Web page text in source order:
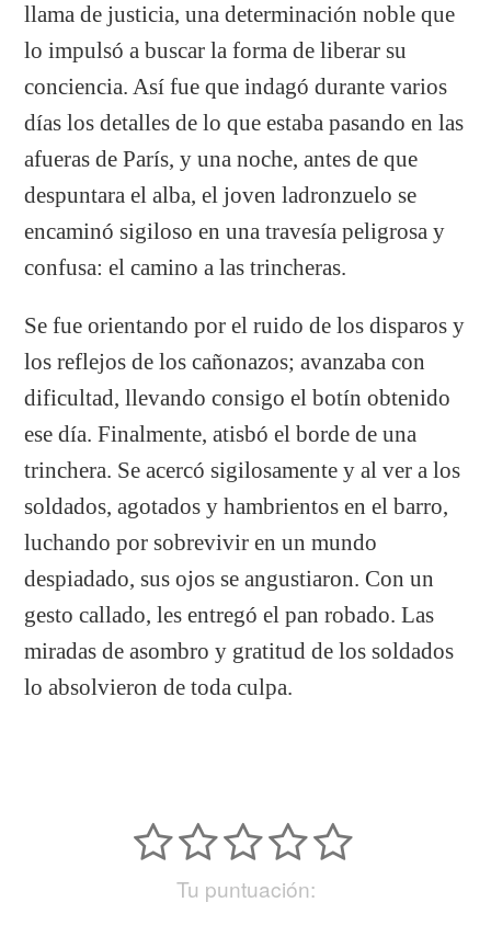
llama de justicia, una determinación noble que
lo impulsó a buscar la forma de liberar su
conciencia. Así fue que indagó durante varios
días los detalles de lo que estaba pasando en las
afueras de París, y una noche, antes de que
despuntara el alba, el joven ladronzuelo se
encaminó sigiloso en una travesía peligrosa y
confusa: el camino a las trincheras.
Se fue orientando por el ruido de los disparos y
los reflejos de los cañonazos; avanzaba con
dificultad, llevando consigo el botín obtenido
ese día. Finalmente, atisbó el borde de una
trinchera. Se acercó sigilosamente y al ver a los
soldados, agotados y hambrientos en el barro,
luchando por sobrevivir en un mundo
despiadado, sus ojos se angustiaron. Con un
gesto callado, les entregó el pan robado. Las
miradas de asombro y gratitud de los soldados
lo absolvieron de toda culpa.
Tu puntuación: